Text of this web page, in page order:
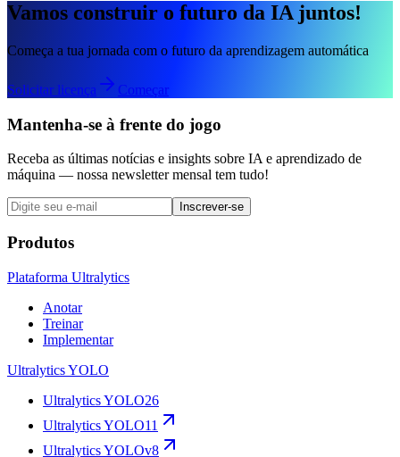
Vamos construir o futuro da IA juntos!
Começa a tua jornada com o futuro da aprendizagem automática
Solicitar licença Começar
Mantenha-se à frente do jogo
Receba as últimas notícias e insights sobre IA e aprendizado de
máquina — nossa newsletter mensal tem tudo!
Inscrever-se
Produtos
Plataforma Ultralytics
Anotar
Treinar
Implementar
Ultralytics YOLO
Ultralytics YOLO26
Ultralytics YOLO11
Ultralytics YOLOv8